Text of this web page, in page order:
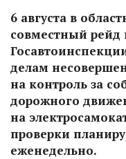
6 августа в
совместный рейд
делам
на контроль за
дорожного
на
проверки
еженедельно.